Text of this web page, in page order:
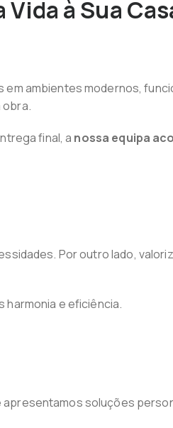
à Sua
ambientes modernos,
obra.
final, a nossa equipa
Por outro lado,
harmonia e eficiência.
soluções